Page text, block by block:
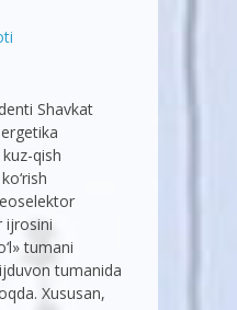
Shavkat
qish
ijrosini
tumani
tumanida
Xususan,